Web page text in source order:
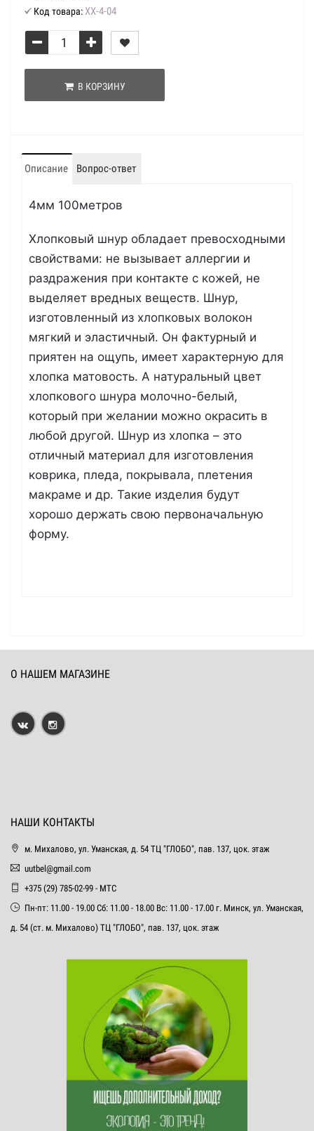
Код товара:ХХ-4-04
В КОРЗИНУ
Описание Вопрос-ответ
4мм 100метров
Хлопковый шнур обладает превосходными
свойствами: не вызывает аллергии и
раздражения при контакте с кожей, не
выделяет вредных веществ. Шнур,
изготовленный из хлопковых волокон
мягкий и эластичный. Он фактурный и
приятен на ощупь, имеет характерную для
хлопка матовость. А натуральный цвет
хлопкового шнура молочно-белый,
который при желании можно окрасить в
любой другой. Шнур из хлопка – это
отличный материал для изготовления
коврика, пледа, покрывала, плетения
макраме и др. Такие изделия будут
хорошо держать свою первоначальную
форму.
О НАШЕМ МАГАЗИНЕ
НАШИ КОНТАКТЫ
м. Михалово, ул. Уманская, д. 54 ТЦ "ГЛОБО", пав. 137, цок. этаж
uutbel@gmail.com
+375 (29) 785-02-99 - МТС
Пн-пт: 11.00 - 19.00 Сб: 11.00 - 18.00 Вс: 11.00 - 17.00 г. Минск, ул. Уманская,
д. 54 (ст. м. Михалово) ТЦ "ГЛОБО", пав. 137, цок. этаж